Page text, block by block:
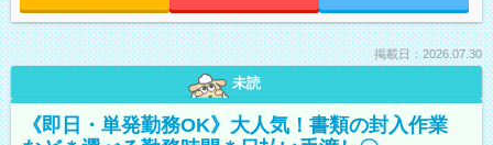
掲載日：2026.07.30
未読
《即日・単発勤務OK》大人気！書類の封入作業